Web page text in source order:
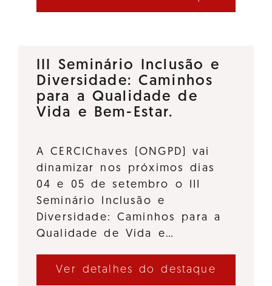
III Seminário Inclusão e
Diversidade: Caminhos
para a Qualidade de
Vida e Bem-Estar.
A CERCIChaves (ONGPD) vai
dinamizar nos próximos dias
04 e 05 de setembro o III
Seminário Inclusão e
Diversidade: Caminhos para a
Qualidade de Vida e…
Ver detalhes do destaque